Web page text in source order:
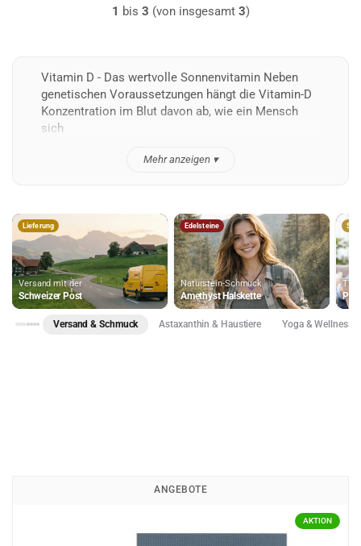
1 bis 3 (von insgesamt 3)
Vitamin D - Das wertvolle Sonnenvitamin Neben
genetischen Voraussetzungen hängt die Vitamin-D
Konzentration im Blut davon ab, wie ein Mensch
sich
Mehr anzeigen ▾
Antioxidans
Bio
Astaxanthin
Nahrungsergänzung
Speziell für Männer
TANIT
Nur
für
Versand & Schmuck Astaxanthin & Haustiere Yoga & Wellness
ANGEBOTE